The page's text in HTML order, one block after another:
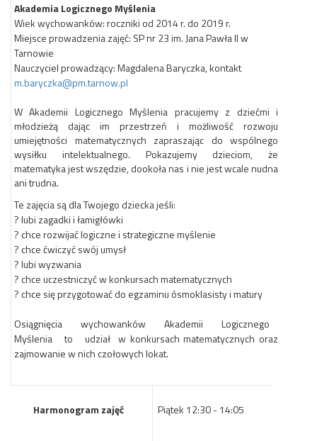
Akademia Logicznego Myślenia
Wiek wychowanków: roczniki od 2014 r. do 2019 r.
Miejsce prowadzenia zajęć: SP nr 23 im. Jana Pawła II w
Tarnowie
Nauczyciel prowadzący: Magdalena Baryczka, kontakt
m.baryczka@pm.tarnow.pl
W Akademii Logicznego Myślenia pracujemy z dziećmi i
młodzieżą dając im przestrzeń i możliwość rozwoju
umiejętności matematycznych zapraszając do wspólnego
wysiłku intelektualnego. Pokazujemy dzieciom, że
matematyka jest wszędzie, dookoła nas i nie jest wcale nudna
ani trudna.
Te zajęcia są dla Twojego dziecka jeśli:
? lubi zagadki i łamigłówki
? chce rozwijać logiczne i strategiczne myślenie
? chce ćwiczyć swój umysł
? lubi wyzwania
? chce uczestniczyć w konkursach matematycznych
? chce się przygotować do egzaminu ósmoklasisty i matury
Osiągnięcia wychowanków Akademii Logicznego
Myślenia to udział w konkursach matematycznych oraz
zajmowanie w nich czołowych lokat.
Harmonogram zajęć Piątek 12:30 - 14:05